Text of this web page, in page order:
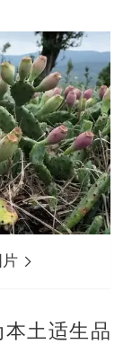
土适生品